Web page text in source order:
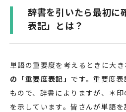
辞書を引いたら最初に
表記」とは？
単語の重要度を考えるときに大き
の「重要度表記」 です。重要度
もので、辞書によりますが、＊
を示しています。皆さんが単語を